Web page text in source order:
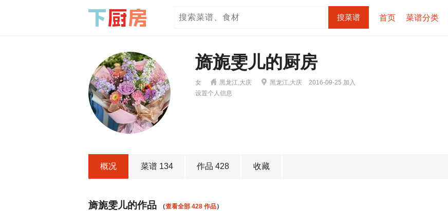
首页 菜谱分类
旖旎雯儿的厨房
女 黑龙江,大庆 黑龙江,大庆
2016-09-25 加入
设置个人信息
概况 菜谱 134 作品 428 收藏
旖旎雯儿的作品 （查看全部 428 作品）